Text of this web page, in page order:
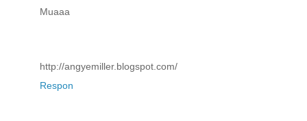
Muaaa
http://angyemiller.blogspot.com/
Respon